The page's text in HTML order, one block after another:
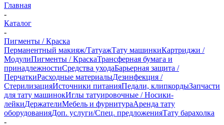
Главная
-
Каталог
-
Пигменты / Краска
Перманентный макияж/ТатуажТату машинкиКартриджи /
МодулиПигменты / КраскаТрансферная бумага и
принадлежностиСредства уходаБарьерная защита /
ПерчаткиРасходные материалыДезинфекция /
СтерилизацияИсточники питанияПедали, клипкордыЗапчасти
для тату машинокИглы татуировочные / Носики-
лейкиДержателиМебель и фурнитураАренда тату
оборудованияДоп. услуги/Спец. предложенияТату барахолка
-